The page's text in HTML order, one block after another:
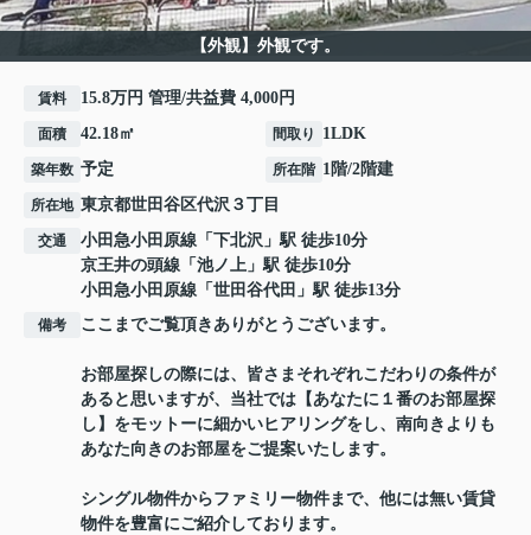
【外観】外観です。
賃料 15.8万円 管理/共益費 4,000円
面積 42.18㎡ 間取り 1LDK
築年数 予定 所在階 1階/2階建
所在地 東京都世田谷区代沢 ３丁目
交通 小田急小田原線 「 下北沢 」駅 徒歩10分
京王井の頭線 「 池ノ上 」駅 徒歩10分
小田急小田原線 「 世田谷代田 」駅 徒歩13分
備考 ここまでご覧頂きありがとうございます。
お部屋探しの際には、皆さまそれぞれこだわりの条件が
あると思いますが、当社では【あなたに１番のお部屋探
し】をモットーに細かいヒアリングをし、南向きよりも
あなた向きのお部屋をご提案いたします。
シングル物件からファミリー物件まで、他には無い賃貸
物件を豊富にご紹介しております。